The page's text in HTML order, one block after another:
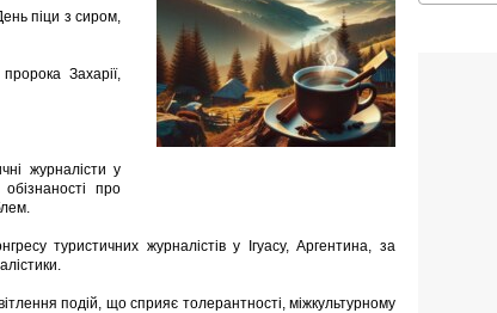
піци з сиром,
Захарії,
журналісти у
обізнаності про
туристичних журналістів у Ігуасу, Аргентина, за
подій, що сприяє толерантності, міжкультурному